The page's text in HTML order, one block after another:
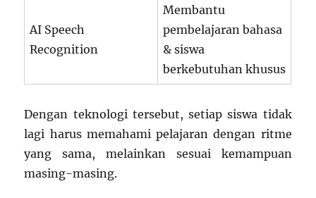
AI Speech
Recognition
Membantu
pembelajaran bahasa
& siswa
berkebutuhan khusus
Dengan teknologi tersebut, setiap siswa tidak
lagi harus memahami pelajaran dengan ritme
yang sama, melainkan sesuai kemampuan
masing-masing.